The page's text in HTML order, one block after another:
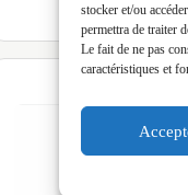
stocker et/ou
permettra de traiter
Le fait de ne pas
caractéristiques et